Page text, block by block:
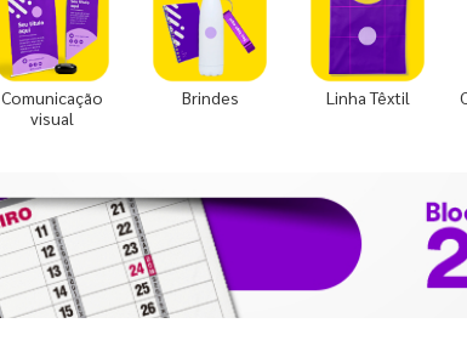
Comunicação
visual
Brindes Linha Têxtil